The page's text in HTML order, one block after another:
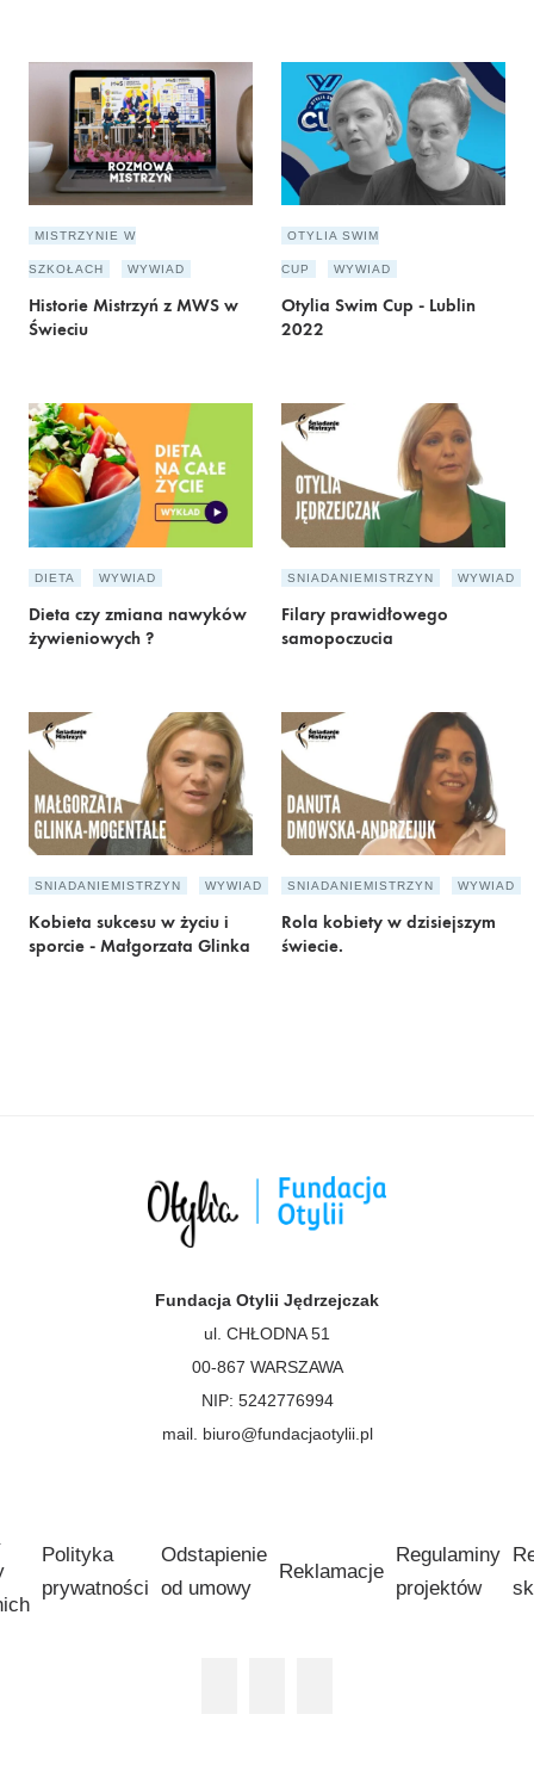
MISTRZYNIE W
SZKOŁACH WYWIAD
Historie Mistrzyń z MWS w
Świeciu
OTYLIA SWIM
CUP WYWIAD
Otylia Swim Cup - Lublin
2022
DIETA WYWIAD
Dieta czy zmiana nawyków
żywieniowych ?
SNIADANIEMISTRZYN WYWIAD
Filary prawidłowego
samopoczucia
SNIADANIEMISTRZYN WYWIAD
Kobieta sukcesu w życiu i
sporcie - Małgorzata Glinka
SNIADANIEMISTRZYN WYWIAD
Rola kobiety w dzisiejszym
świecie.
Fundacja Otylii Jędrzejczak
ul. CHŁODNA 51
00-867 WARSZAWA
NIP: 5242776994
mail. biuro@fundacjaotylii.pl
Polityka
prywatności
Odstapienie
od umowy
Reklamacje
Regulaminy
projektów